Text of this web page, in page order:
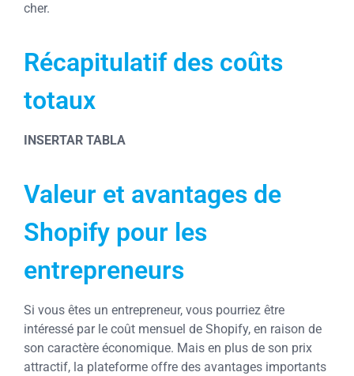
cher.
Récapitulatif des coûts
totaux
INSERTAR TABLA
Valeur et avantages de
Shopify pour les
entrepreneurs
Si vous êtes un entrepreneur, vous pourriez être
intéressé par le coût mensuel de Shopify, en raison de
son caractère économique. Mais en plus de son prix
attractif, la plateforme offre des avantages importants